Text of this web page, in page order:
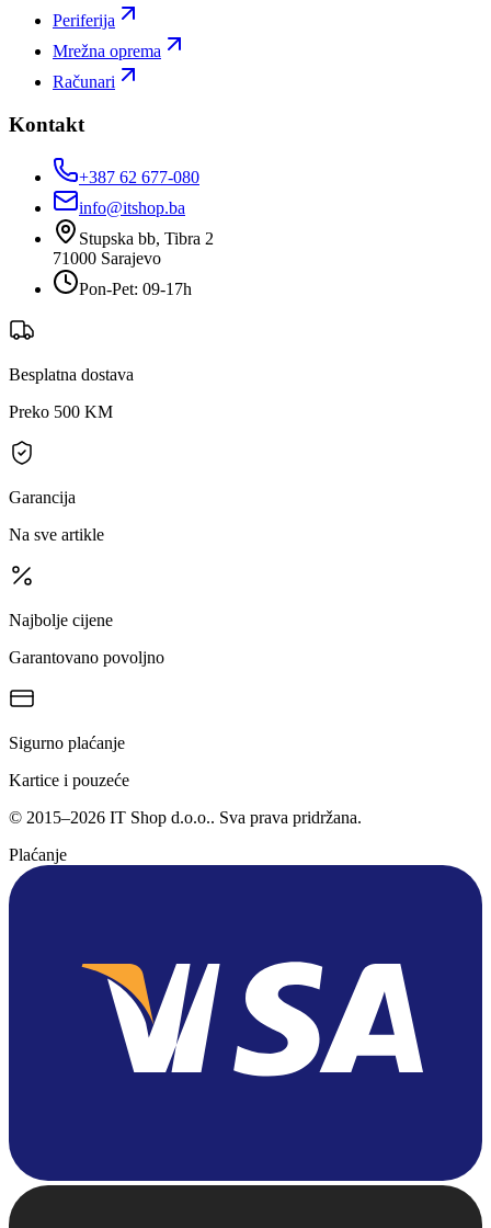
Periferija
Mrežna oprema
Računari
Kontakt
+387 62 677-080
info@itshop.ba
Stupska bb, Tibra 2
71000 Sarajevo
Pon-Pet: 09-17h
Besplatna dostava
Preko 500 KM
Garancija
Na sve artikle
Najbolje cijene
Garantovano povoljno
Sigurno plaćanje
Kartice i pouzeće
© 2015–2026 IT Shop d.o.o.. Sva prava pridržana.
Plaćanje